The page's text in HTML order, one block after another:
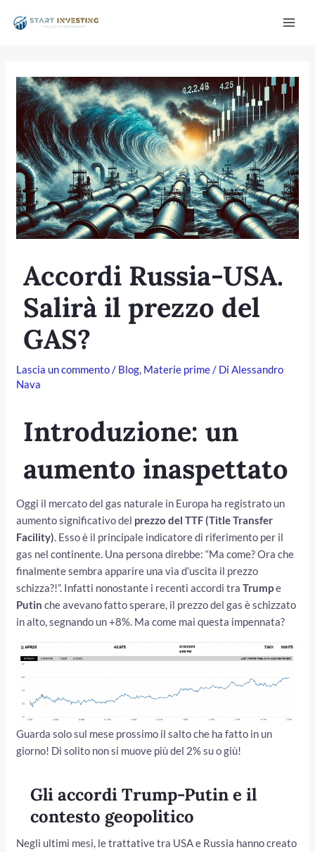
Accordi Russia-USA.
Salirà il prezzo del
GAS?
Lascia un commento/ Blog, Materie prime/ DiAlessandro
Nava
Introduzione: un
aumento inaspettato
Oggi il mercato del gas naturale in Europa ha registrato un
aumento significativo del prezzo del TTF (Title Transfer
Facility). Esso è il principale indicatore di riferimento per il
gas nel continente. Una persona direbbe: “Ma come? Ora che
finalmente sembra apparire una via d’uscita il prezzo
schizza?!”. Infatti nonostante i recenti accordi traTrumpe
Putin che avevano fatto sperare, il prezzo del gas è schizzato
in alto, segnando un +8%. Ma come mai questa impennata?
Guarda solo sul mese prossimo il salto che ha fatto in un
giorno! Di solito non si muove più del 2% su o giù!
Gli accordi Trump-Putin e il
contesto geopolitico
Negli ultimi mesi, le trattative tra USA e Russia hanno creato